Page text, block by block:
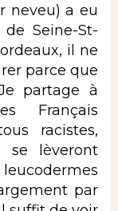
neveu) a eu
Seine-St-
il ne
parce que
partage à
Français
racistes,
se lèveront
par